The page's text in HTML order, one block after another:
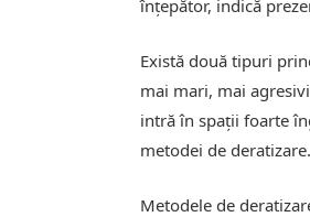
înțepător, indică
Există două tipuri
mai mari, mai
intră în spații foarte
metodei de deratizare.
Metodele de